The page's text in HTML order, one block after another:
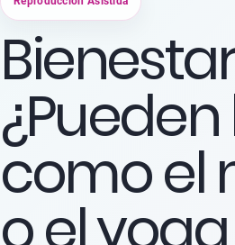
como el
o el